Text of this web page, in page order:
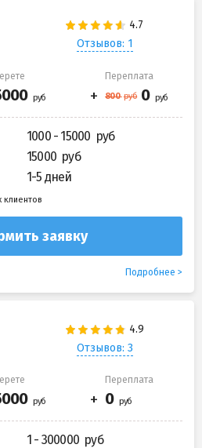
Отзывов: 1
Переплата
1000 - 15000
15000
1-5 дней
клиентов
заявку
Подробнее
Отзывов: 3
Переплата
1 - 300000